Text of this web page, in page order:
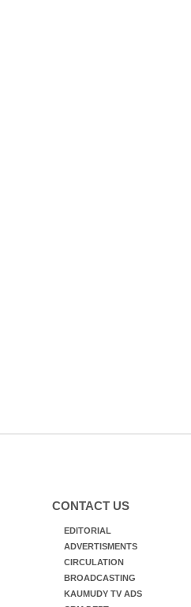
CONTACT US
EDITORIAL
ADVERTISMENTS
CIRCULATION
BROADCASTING
KAUMUDY TV ADS